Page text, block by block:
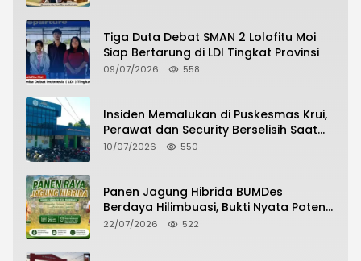
Tiga Duta Debat SMAN 2 Lolofitu Moi
Siap Bertarung di LDI Tingkat Provinsi
09/07/2026 558
Insiden Memalukan di Puskesmas Krui,
Perawat dan Security Berselisih Saat
Pelayanan Pasien Berlangsung
10/07/2026 550
Panen Jagung Hibrida BUMDes
Berdaya Hilimbuasi, Bukti Nyata Potensi
Pertanian Desa
22/07/2026 522